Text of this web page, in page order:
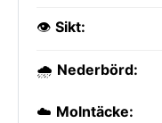
👁️ Sikt:
🌧️ Nederbörd:
☁️ Molntäcke: